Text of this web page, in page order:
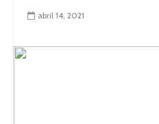
abril 14, 2021